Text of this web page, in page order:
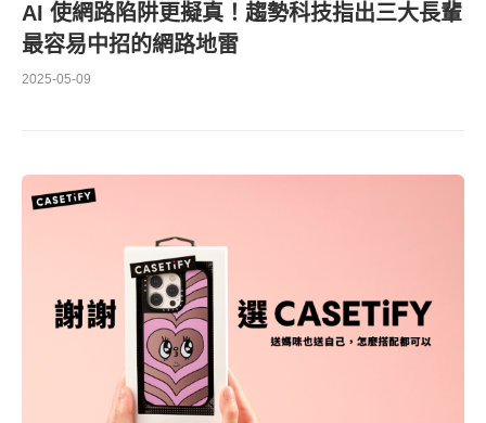
AI 使網路陷阱更擬真！趨勢科技指出三大長輩
最容易中招的網路地雷
2025-05-09